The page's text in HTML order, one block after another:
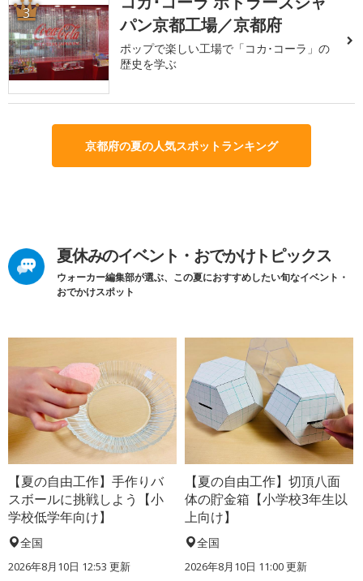
3
パン京都工場／京都府
ポップで楽しい工場で「コカ･コーラ」の
歴史を学ぶ
京都府の夏の人気スポットランキング
夏休みのイベント・おでかけトピックス
ウォーカー編集部が選ぶ、この夏におすすめしたい旬なイベント・
おでかけスポット
【夏の自由工作】手作りバ
スボールに挑戦しよう【小
学校低学年向け】
全国
2026年8月10日 12:53 更新
【夏の自由工作】切頂八面
体の貯金箱【小学校3年生以
上向け】
全国
2026年8月10日 11:00更新